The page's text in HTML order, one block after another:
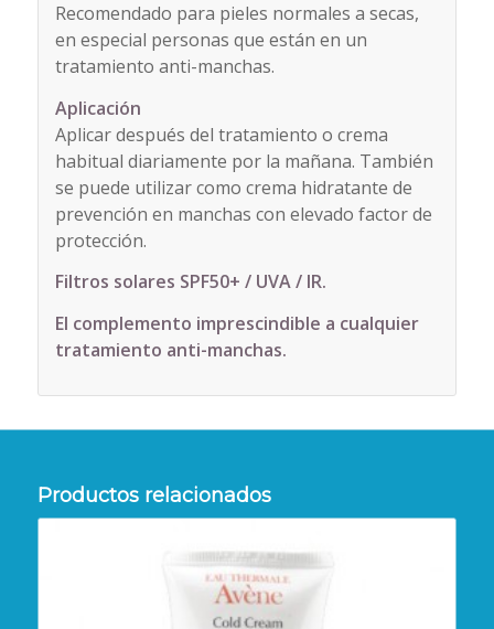
Recomendado para pieles normales a secas,
en especial personas que están en un
tratamiento anti-manchas.
Aplicación
Aplicar después del tratamiento o crema
habitual diariamente por la mañana. También
se puede utilizar como crema hidratante de
prevención en manchas con elevado factor de
protección.
Filtros solares SPF50+ / UVA / IR.
El complemento imprescindible a cualquier
tratamiento anti-manchas.
Productos relacionados